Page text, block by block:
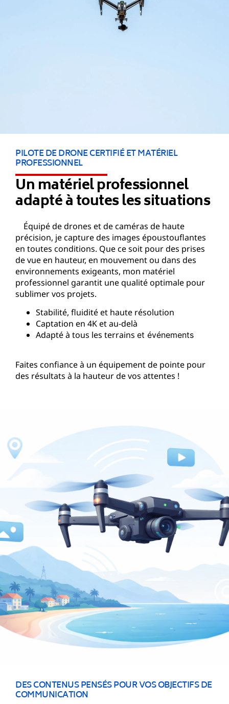
PILOTE DE DRONE CERTIFIÉ ET MATÉRIEL
PROFESSIONNEL
Un matériel professionnel
adapté à toutes les situations
Équipé de drones et de caméras de haute
précision, je capture des images époustouflantes
en toutes conditions. Que ce soit pour des prises
de vue en hauteur, en mouvement ou dans des
environnements exigeants, mon matériel
professionnel garantit une qualité optimale pour
sublimer vos projets.
Stabilité, fluidité et haute résolution
Captation en 4K et au-delà
Adapté à tous les terrains et événements
Faites confiance à un équipement de pointe pour
des résultats à la hauteur de vos attentes !
DES CONTENUS PENSÉS POUR VOS OBJECTIFS DE
COMMUNICATION